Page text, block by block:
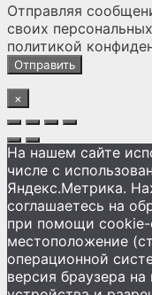
Отправляя
своих
политикой
×
На нашем сайте
числе с
Яндекс.Метрика.
соглашаетесь на
при помощи cookie-
местоположение
операционной
версия браузера